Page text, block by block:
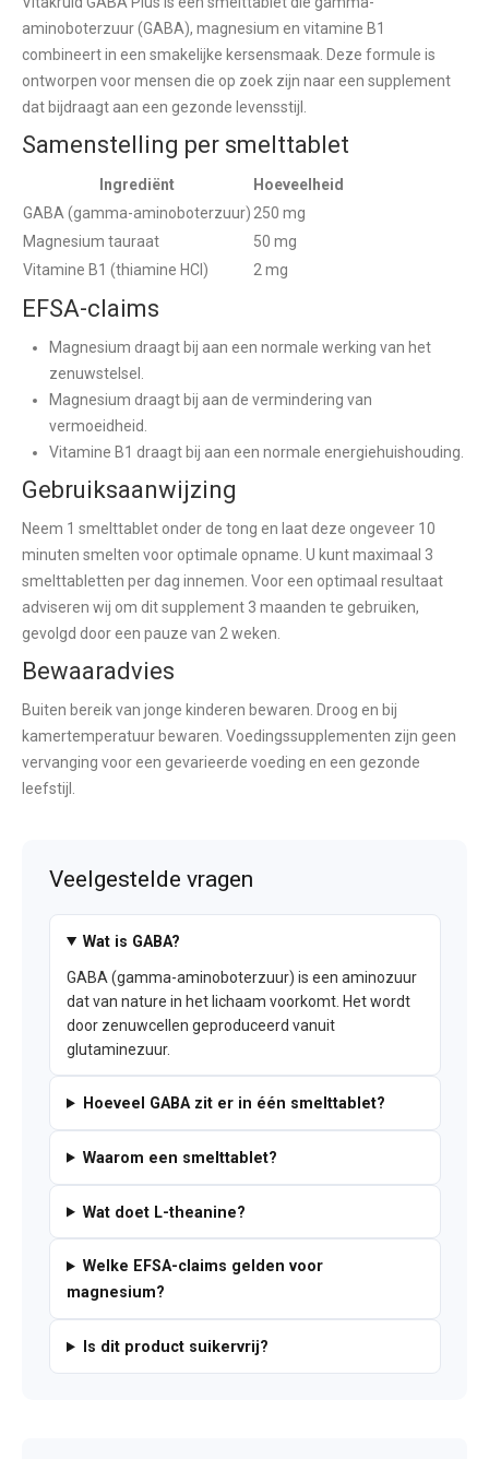
aminoboterzuur (GABA), magnesium en vitamine B1
combineert in een smakelijke kersensmaak. Deze formule is
ontworpen voor mensen die op zoek zijn naar een supplement
dat bijdraagt aan een gezonde levensstijl.
Samenstelling per smelttablet
Ingrediënt
Hoeveelheid
GABA (gamma-aminoboterzuur)250 mg
Magnesium tauraat
50 mg
Vitamine B1 (thiamine HCl)
2 mg
EFSA-claims
Magnesium draagt bij aan een normale werking van het
zenuwstelsel.
Magnesium draagt bij aan de vermindering van
vermoeidheid.
Vitamine B1 draagt bij aan een normale energiehuishouding.
Gebruiksaanwijzing
Neem 1 smelttablet onder de tong en laat deze ongeveer 10
minuten smelten voor optimale opname. U kunt maximaal 3
smelttabletten per dag innemen. Voor een optimaal resultaat
adviseren wij om dit supplement 3 maanden te gebruiken,
gevolgd door een pauze van 2 weken.
Bewaaradvies
Buiten bereik van jonge kinderen bewaren. Droog en bij
kamertemperatuur bewaren. Voedingssupplementen zijn geen
vervanging voor een gevarieerde voeding en een gezonde
leefstijl.
Veelgestelde vragen
Wat is GABA?
GABA (gamma-aminoboterzuur) is een aminozuur
dat van nature in het lichaam voorkomt. Het wordt
door zenuwcellen geproduceerd vanuit
glutaminezuur.
Hoeveel GABA zit er in één smelttablet?
Waarom een smelttablet?
Wat doet L-theanine?
Welke EFSA-claims gelden voor
magnesium?
Is dit product suikervrij?